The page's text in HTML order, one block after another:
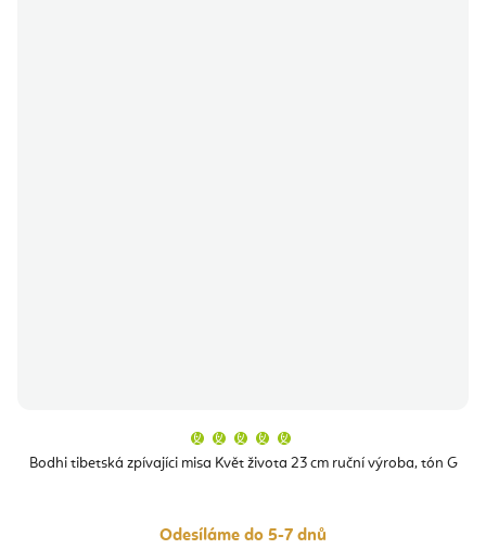
Bodhi tibetská zpívajíci misa Květ života 23 cm ruční výroba, tón G
produktu
je
hvězdiček.
Odesíláme do 5-7 dnů